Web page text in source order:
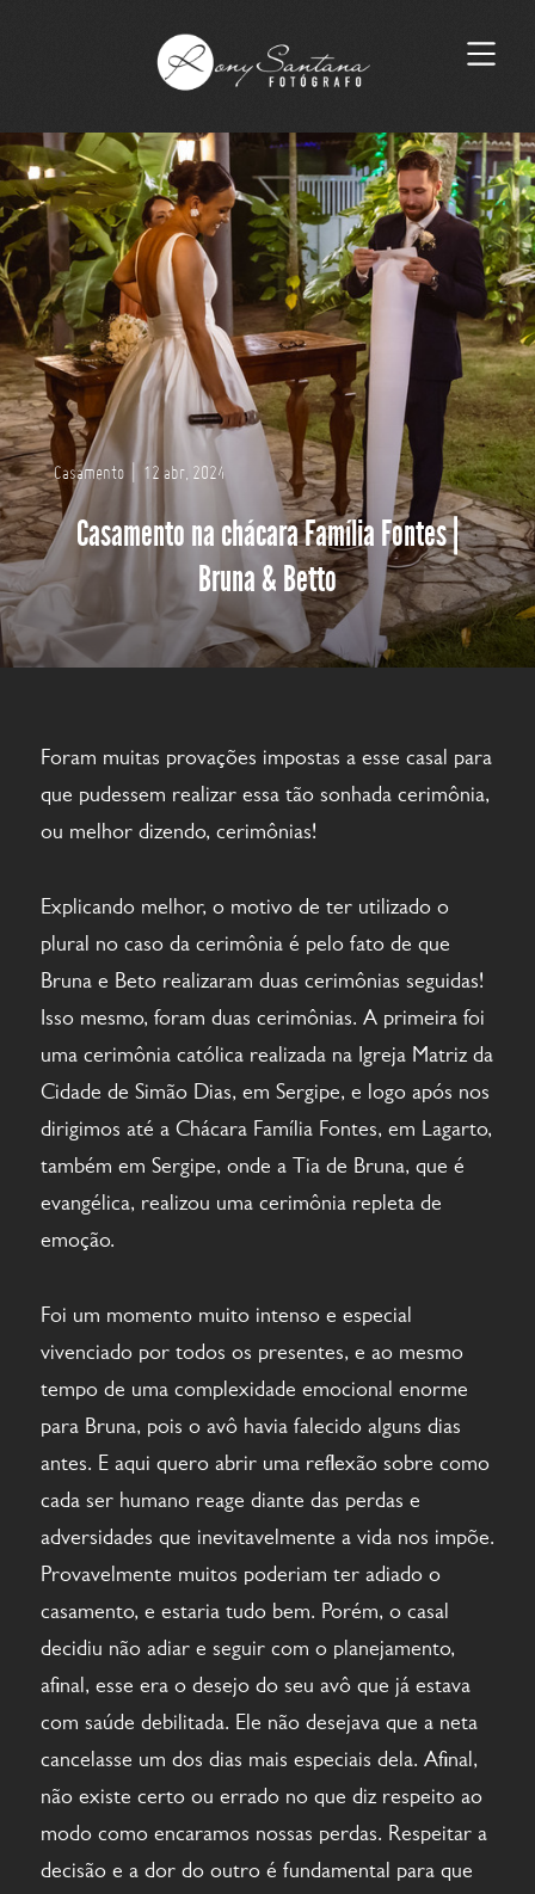
Casamento| 12 abr, 2024
Casamento na chácara Família Fontes |
Bruna & Betto
Foram muitas provações impostas a esse casal para
que pudessem realizar essa tão sonhada cerimônia,
ou melhor dizendo, cerimônias!
Explicando melhor, o motivo de ter utilizado o
plural no caso da cerimônia é pelo fato de que
Bruna e Beto realizaram duas cerimônias seguidas!
Isso mesmo, foram duas cerimônias. A primeira foi
uma cerimônia católica realizada na Igreja Matriz da
Cidade de Simão Dias, em Sergipe, e logo após nos
dirigimos até a Chácara Família Fontes, em Lagarto,
também em Sergipe, onde a Tia de Bruna, que é
evangélica, realizou uma cerimônia repleta de
emoção.
Foi um momento muito intenso e especial
vivenciado por todos os presentes, e ao mesmo
tempo de uma complexidade emocional enorme
para Bruna, pois o avô havia falecido alguns dias
antes. E aqui quero abrir uma reflexão sobre como
cada ser humano reage diante das perdas e
adversidades que inevitavelmente a vida nos impõe.
Provavelmente muitos poderiam ter adiado o
casamento, e estaria tudo bem. Porém, o casal
decidiu não adiar e seguir com o planejamento,
afinal, esse era o desejo do seu avô que já estava
com saúde debilitada. Ele não desejava que a neta
cancelasse um dos dias mais especiais dela. Afinal,
não existe certo ou errado no que diz respeito ao
modo como encaramos nossas perdas. Respeitar a
decisão e a dor do outro é fundamental para que